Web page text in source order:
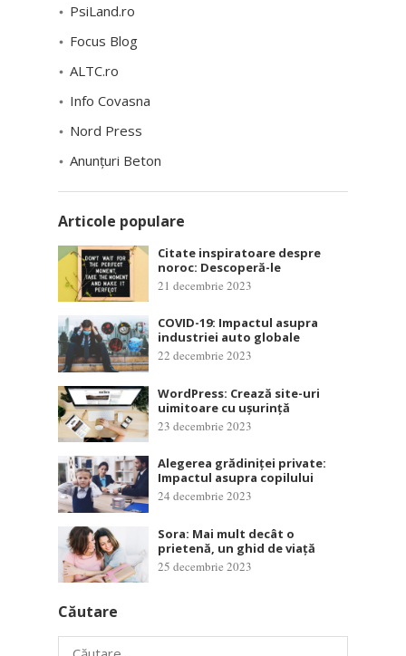
PsiLand.ro
Focus Blog
ALTC.ro
Info Covasna
Nord Press
Anunțuri Beton
Articole populare
Citate inspiratoare despre
noroc: Descoperă-le
21 decembrie 2023
COVID-19: Impactul asupra
industriei auto globale
22 decembrie 2023
WordPress: Crează site-uri
uimitoare cu ușurință
23 decembrie 2023
Alegerea grădiniței private:
Impactul asupra copilului
24 decembrie 2023
Sora: Mai mult decât o
prietenă, un ghid de viață
25 decembrie 2023
Căutare
Caută